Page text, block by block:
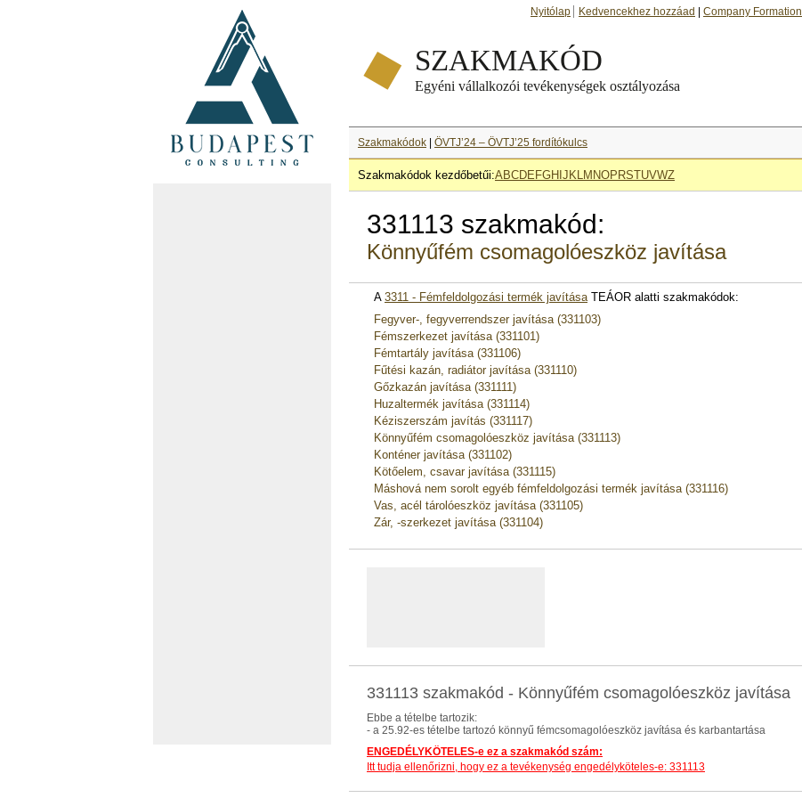
Nyitólap Kedvencekhez hozzáad Company Formation
Szakmakódok ÖVTJ’24 – ÖVTJ’25 fordítókulcs
Szakmakódok kezdőbetűi:ABCDE FGH J KLM NOP RSTUVWZ
331113 szakmakód:
Könnyűfém csomagolóeszköz javítása
A 3311 - Fémfeldolgozási termék javításaTEÁOR alatti szakmakódok:
Fegyver-, fegyverrendszer javítása (331103)
Fémszerkezet javítása (331101)
Fémtartály javítása (331106)
Fűtési kazán, radiátor javítása (331110)
Gőzkazán javítása (331111)
Huzaltermék javítása (331114)
Kéziszerszám javítás (331117)
Könnyűfém csomagolóeszköz javítása (331113)
Konténer javítása (331102)
Kötőelem, csavar javítása (331115)
Máshová nem sorolt egyéb fémfeldolgozási termék javítása (331116)
Vas, acél tárolóeszköz javítása (331105)
Zár, -szerkezet javítása (331104)
331113 szakmakód - Könnyűfém csomagolóeszköz javítása
Ebbe a tételbe tartozik:
- a 25.92-es tételbe tartozó könnyű fémcsomagolóeszköz javítása és karbantartása
ENGEDÉLYKÖTELES-e ez a szakmakód szám:
Itt tudja ellenőrizni, hogy ez a tevékenység engedélyköteles-e: 331113